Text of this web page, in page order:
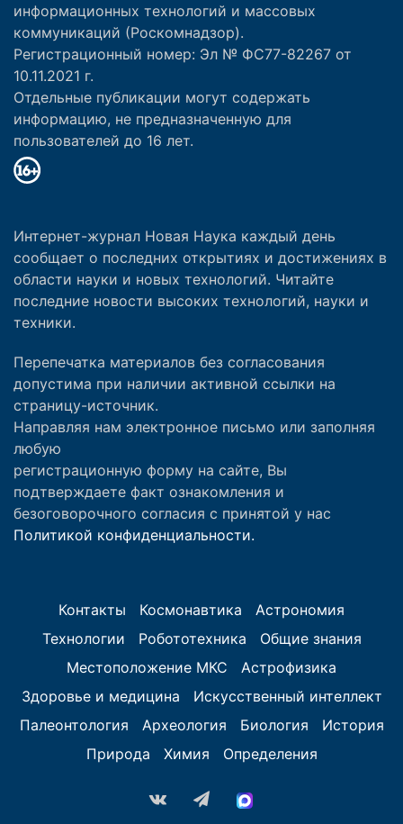
информационных технологий и массовых
коммуникаций (Роскомнадзор).
Регистрационный номер: Эл № ФС77-82267 от
10.11.2021 г.
Отдельные публикации могут содержать
информацию, не предназначенную для
пользователей до 16 лет.
Интернет-журнал Новая Наука каждый день
сообщает о последних открытиях и достижениях в
области науки и новых технологий. Читайте
последние новости высоких технологий, науки и
техники.
Перепечатка материалов без согласования
допустима при наличии активной ссылки на
страницу-источник.
Направляя нам электронное письмо или заполняя
любую
регистрационную форму на сайте, Вы
подтверждаете факт ознакомления и
безоговорочного согласия с принятой у нас
Политикой конфиденциальности.
Контакты Космонавтика
Астрономия
Технологии
Робототехника
Общие знания
Местоположение МКС
Астрофизика
Здоровье и медицина
Искусственный интеллект
Палеонтология
Археология Биология
История
Природа
Химия Определения
vk.com Telegram